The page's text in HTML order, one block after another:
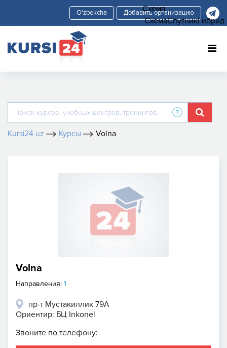
Добавить организацию
Kursi24.uz Курсы Volna
Volna
Направления: 1
пр-т Мустакиллик 79А
Ориентир: БЦ Inkonel
Звоните по телефону:
Схема
СхемаСпутникГибрид